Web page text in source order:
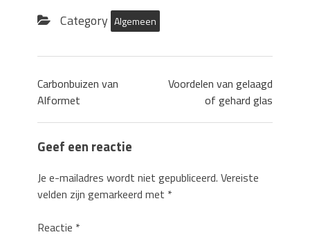
Category Algemeen
Carbonbuizen van
Alformet
Voordelen van gelaagd
of gehard glas
Geef een reactie
Je e-mailadres wordt niet gepubliceerd. Vereiste
velden zijn gemarkeerd met *
Reactie *